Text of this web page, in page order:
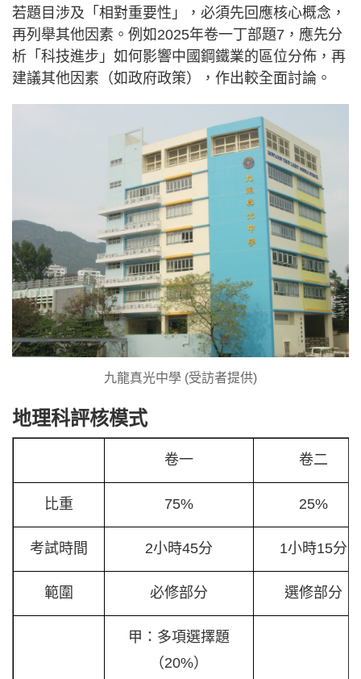
若題目涉及「相對重要性」，必須先回應核心概念，
再列舉其他因素。例如2025年卷一丁部題7，應先分
析「科技進步」如何影響中國鋼鐵業的區位分佈，再
建議其他因素（如政府政策），作出較全面討論。
九龍真光中學 (受訪者提供)
地理科評核模式
卷一 卷二
比重 75% 25%
考試時間 2小時45分 1小時15分
範圍 必修部分 選修部分
甲：多項選擇題
（20%）